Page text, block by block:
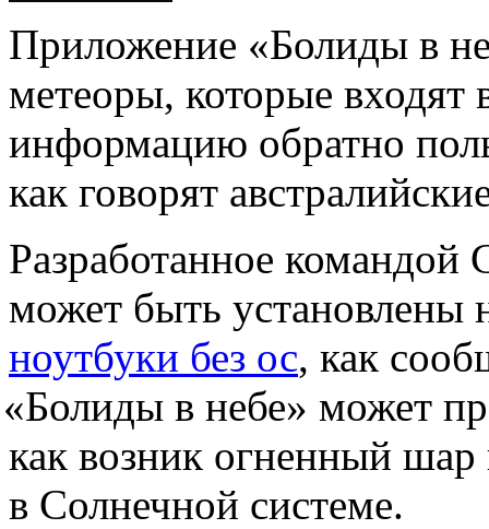
Приложение «Болиды в
метеоры, которые
информацию обратно
как говорят
Разработанное
может быть
ноутбуки без ос, как
«Болиды в небе» может
как возник огненный шар
в Солнечной системе.